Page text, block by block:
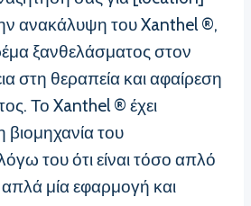
ανακάλυψη του Xanthel ®,
ξανθελάσματος στον
στη θεραπεία και αφαίρεση
Το Xanthel ® έχει
βιομηχανία του
του ότι είναι τόσο απλό
μία εφαρμογή και